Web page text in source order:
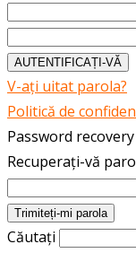
V-ați uitat parola?
Politică de
Password recovery
Recuperați-vă
Căutați